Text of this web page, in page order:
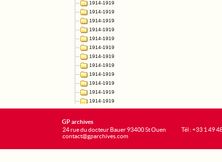
GP archives
24 rue du docteur Bauer 93400 St Ouen
contact@gparchives.com
Tél : +33 1 49